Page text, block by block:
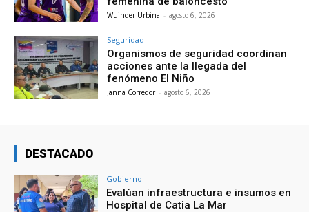
Wuinder Urbina - agosto 6, 2026
Seguridad
Organismos de seguridad coordinan
acciones ante la llegada del
fenómeno El Niño
Janna Corredor - agosto 6, 2026
DESTACADO
Gobierno
Evalúan infraestructura e insumos en
Hospital de Catia La Mar